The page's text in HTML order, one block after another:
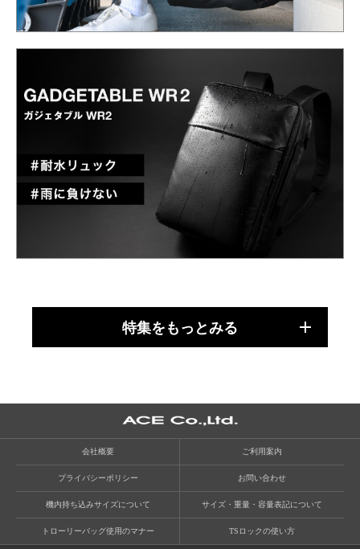
特集をもっとみる
会社概要 ご利用案内
プライバシーポリシー お問い合わせ
機内持ち込みサイズについて サイズ・重量・容量表記について
トローリーバッグ使用のマナー TSロックの使い方